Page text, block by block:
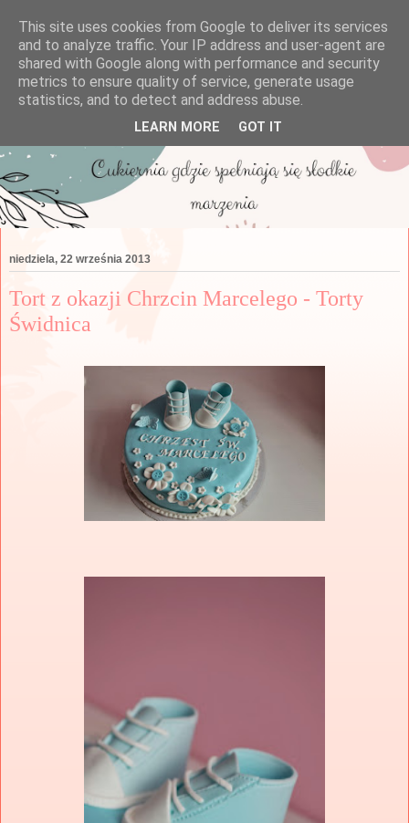
niedziela, 22 września 2013
Tort z okazji Chrzcin Marcelego - Torty
Świdnica
This site uses cookies from Google to deliver its services
and to analyze traffic. Your IP address and user-agent are
shared with Google along with performance and security
metrics to ensure quality of service, generate usage
statistics, and to detect and address abuse.
LEARN MORE GOT IT